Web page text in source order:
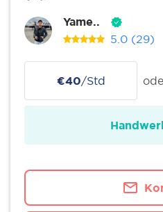
Yame..
5.0 (29)
€40/Std